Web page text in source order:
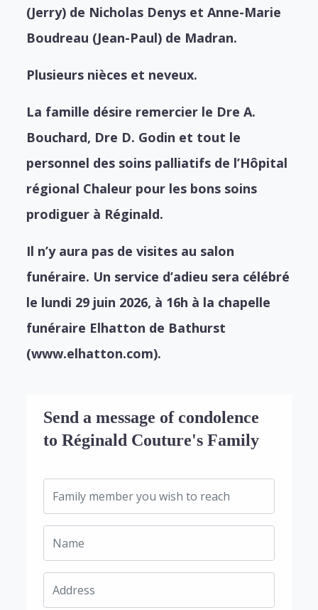
(Jerry) de Nicholas Denys etAnne-Marie
Boudreau (Jean-Paul) de Madran.
Plusieurs nièces et neveux.
La famille désire remercier le Dre A.
Bouchard, Dre D. Godin et tout le
personnel des soins palliatifs de l’Hôpital
régional Chaleur pour les bons soins
prodiguer à Réginald.
Il n’y aura pas de visites au salon
funéraire. Un service d’adieu sera célébré
le lundi 29 juin 2026, à 16h à la chapelle
funéraire Elhatton de Bathurst
(www.elhatton.com).
Send a message of condolence
to Réginald Couture's Family